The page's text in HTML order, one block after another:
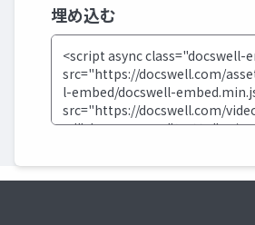
埋め込む